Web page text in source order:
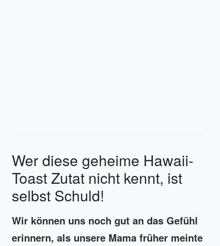
Wer diese geheime Hawaii-
Toast Zutat nicht kennt, ist
selbst Schuld!
Wir können uns noch gut an das Gefühl
erinnern, als unsere Mama früher meinte